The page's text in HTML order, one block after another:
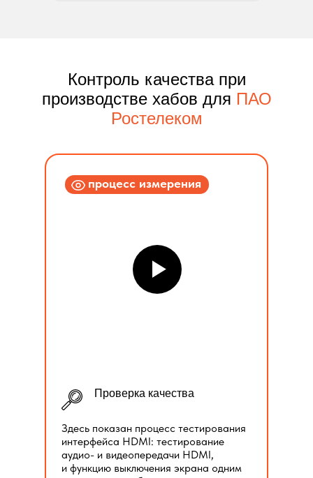
Контроль качества при
производстве хабов для ПАО
Ростелеком
Проверка качества
Здесь показан процесс тестирования
интерфейса HDMI: тестирование
аудио- и видеопередачи HDMI,
и функцию выключения экрана одним
процесс измерения